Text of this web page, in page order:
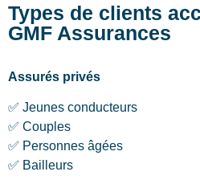
Types de clients
GMF Assurances
Assurés privés
✅ Jeunes conducteurs
✅ Couples
✅ Personnes âgées
✅ Bailleurs